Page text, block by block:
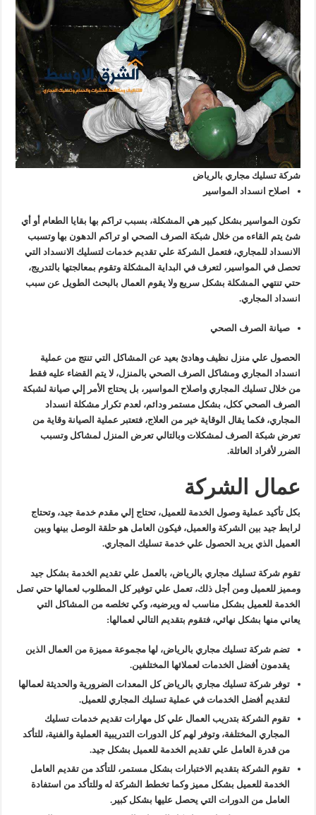
شركة تسليك مجاري بالرياض
اصلاح انسداد المواسير
تكون المواسير بشكل كبير هي المشكلة، بسبب تراكم بها بقايا الطعام أو أي
شئ يتم القاءه من خلال شبكة الصرف الصحي او تراكم الدهون بها وتسبب
الانسداد للمجاري، فتعمل الشركة علي تقديم خدمات لتسليك الانسداد التي
تحصل في المواسير، لتعرف في البداية المشكلة وتقوم بمعالجتها بالتدريج،
حتي تنتهي المشكلة بشكل سريع ولا يقوم العمال بالبحث الطويل عن سبب
انسداد المجاري.
صيانة الصرف الصحي
الحصول علي منزل نظيف وهادئ بعيد عن المشاكل التي تنتج من عملية
انسداد المجاري ومشاكل الصرف الصحي بالمنزل، لا يتم القضاء عليه فقط
من خلال تسليك المجاري واصلاح المواسير، بل يحتاج الأمر إلي صيانة لشبكة
الصرف الصحي ككل، بشكل مستمر ودائم، لعدم تكرار مشكلة انسداد
المجاري، فكما يقال الوقاية خير من العلاج، فتعتبر عملية الصيانة وقاية من
تعرض شبكة الصرف لمشكلات وبالتالي تعرض المنزل لمشاكل وتسبب
الضرر لأفراد العائلة.
عمال الشركة
بكل تأكيد عملية وصول الخدمة للعميل، تحتاج إلي مقدم خدمة جيد، وتحتاج
لرابط جيد بين الشركة والعميل، فيكون العامل هو حلقة الوصل بينها وبين
العميل الذي يريد الحصول علي خدمة تسليك المجاري.
تقوم شركة تسليك مجاري بالرياض، بالعمل علي تقديم الخدمة بشكل جيد
ومميز للعميل ومن أجل ذلك، تعمل علي توفير كل المطلوب لعمالها حتي تصل
الخدمة للعميل بشكل مناسب له ويرضيه، وكي تخلصه من المشاكل التي
يعاني منها بشكل نهائي، فتقوم بتقديم التالي لعمالها:
تضم شركة تسليك مجاري بالرياض، لها مجموعة مميزة من العمال الذين
يقدمون أفضل الخدمات لعملائها المختلفين.
توفر شركة تسليك مجاري بالرياض كل المعدات الضرورية والحديثة لعمالها
لتقديم أفضل الخدمات في عملية تسليك المجاري للعميل.
تقوم الشركة بتدريب العمال علي كل مهارات تقديم خدمات تسليك
المجاري المختلفة، وتوفر لهم كل الدورات التدريبية العملية والفنية، للتأكد
من قدرة العامل علي تقديم الخدمة للعميل بشكل جيد.
تقوم الشركة بتقديم الاختبارات بشكل مستمر، للتأكد من تقديم العامل
الخدمة للعميل بشكل مميز وكما تخطط الشركة له وللتأكد من استفادة
العامل من الدورات التي يحصل عليها بشكل كبير.